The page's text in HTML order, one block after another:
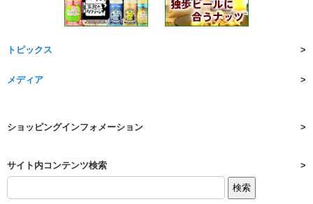
トピックス
メディア
ショッピングインフォメーション
サイト内コンテンツ検索